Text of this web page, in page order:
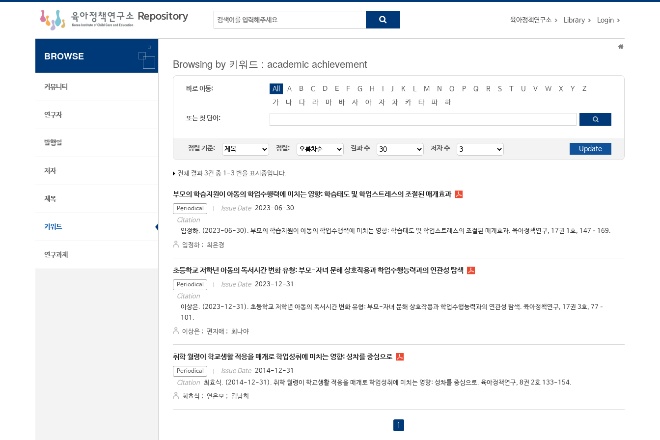
육아정책연구소 Library Login
BROWSE
커뮤니티
연구자
발행일
저자
제목
키워드
연구과제
Browsing by 키워드 : academic achievement
바로 이동: All A B C D E F G H J K M N O P Q R S T U V W X Y
Z
가
나 다 라 마 바 사 아 자 차 카 타 파
하
또는 첫 단어:
정렬 기준: 정렬: 결과 수 저자 수
전체 결과 3건 중 1-3 번을 표시중입니다.
부모의 학습지원이 아동의 학업수행력에 미치는 영향: 학습태도 및 학업스트레스의 조절된 매개효과
Periodical Issue Date 2023-06-30
Citation
임정하. (2023-06-30). 부모의 학습지원이 아동의 학업수행력에 미치는 영향: 학습태도 및 학업스트레스의 조절된 매개효과. 육아정책연구, 17권 1호, 147–169.
임정하 ; 최은경
초등학교 저학년 아동의 독서시간 변화 유형: 부모-자녀 문해 상호작용과 학업수행능력과의 연관성 탐색
Periodical Issue Date 2023-12-31
Citation
이상은. (2023-12-31). 초등학교 저학년 아동의 독서시간 변화 유형: 부모-자녀 문해 상호작용과 학업수행능력과의 연관성 탐색. 육아정책연구, 17권 3호, 77–
101.
이상은 ; 편지애 ; 최나야
취학 월령이 학교생활 적응을 매개로 학업성취에 미치는 영향: 성차를 중심으로
Periodical Issue Date 2014-12-31
Citation 최효식. (2014-12-31). 취학 월령이 학교생활 적응을 매개로 학업성취에 미치는 영향: 성차를 중심으로. 육아정책연구, 8권 2호 133-154.
최효식 ; 연은모 ; 김남희
1